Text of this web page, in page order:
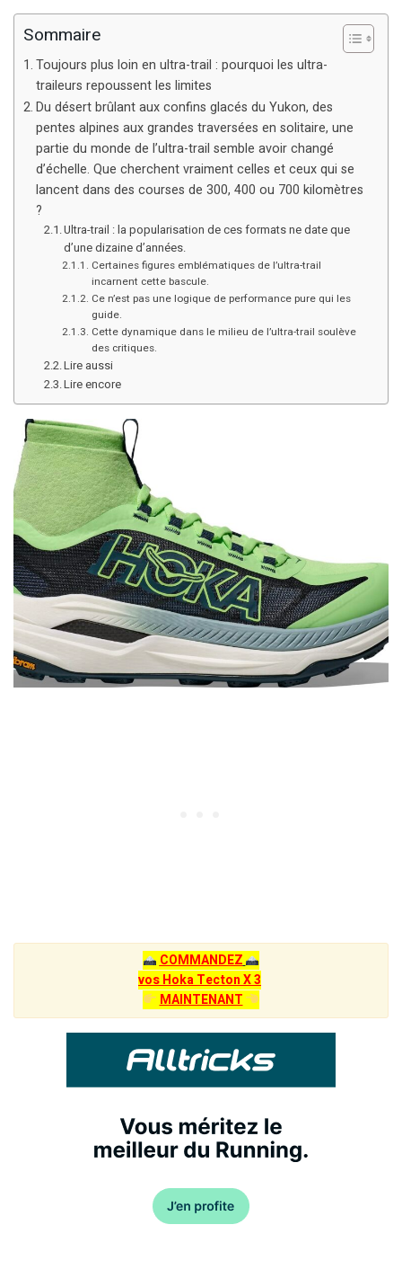
Sommaire
Toujours plus loin en ultra-trail : pourquoi les ultra-
traileurs repoussent les limites
Du désert brûlant aux confins glacés du Yukon, des
pentes alpines aux grandes traversées en solitaire, une
partie du monde de l’ultra-trail semble avoir changé
d’échelle. Que cherchent vraiment celles et ceux qui se
lancent dans des courses de 300, 400 ou 700 kilomètres
?
Ultra-trail : la popularisation de ces formats ne date que
d’une dizaine d’années.
Certaines figures emblématiques de l’ultra-trail
incarnent cette bascule.
Ce n’est pas une logique de performance pure qui les
guide.
Cette dynamique dans le milieu de l’ultra-trail soulève
des critiques.
Lire aussi
Lire encore
COMMANDEZ
vos Hoka Tecton X 3
MAINTENANT